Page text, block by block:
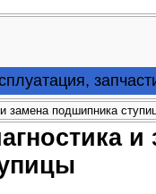
замена подшипника